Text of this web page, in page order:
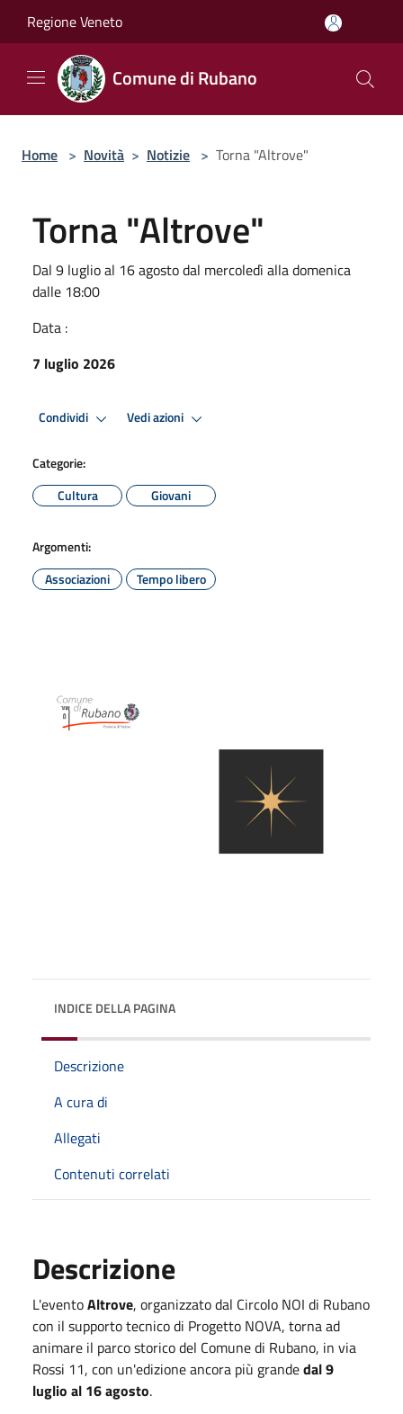
Regione Veneto
Comune di Rubano
Home > Novità > Notizie > Torna "Altrove"
Torna "Altrove"
Dal 9 luglio al 16 agosto dal mercoledì alla domenica
dalle 18:00
Data :
7 luglio 2026
Condividi Vedi azioni
Categorie:
Cultura
Giovani
Argomenti:
Associazioni
Tempo libero
INDICE DELLA PAGINA
Descrizione
A cura di
Allegati
Contenuti correlati
Descrizione
L'eventoAltrove, organizzato dal Circolo NOI di Rubano
con il supporto tecnico di Progetto NOVA, torna ad
animare il parco storico del Comune di Rubano, in via
Rossi 11, con un'edizione ancora più grandedal 9
luglio al 16 agosto.